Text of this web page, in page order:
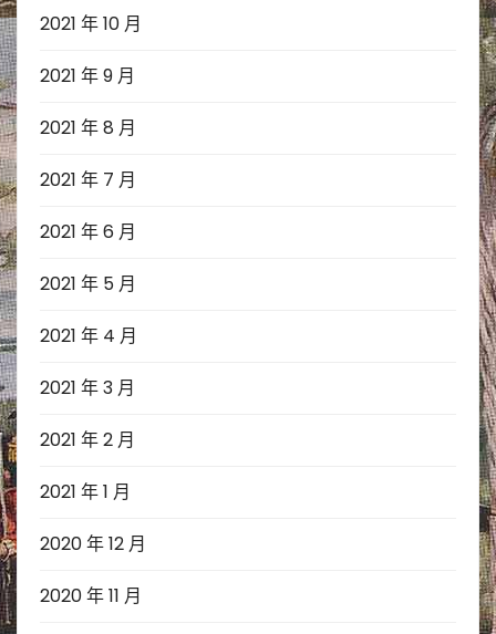
2021 年 10 月
2021 年 9 月
2021 年 8 月
2021 年 7 月
2021 年 6 月
2021 年 5 月
2021 年 4 月
2021 年 3 月
2021 年 2 月
2021 年 1 月
2020 年 12 月
2020 年 11 月